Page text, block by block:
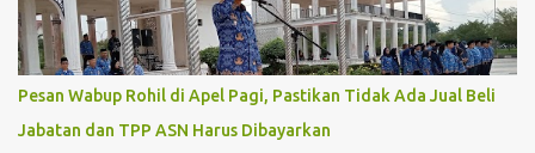
paripurna, Masykur Tarmizi menyebutkan bahwa pandangan
umum dari fraksi di DPRD bersifat saran dan masukan bagi
Pemko Pekanbaru untuk keperluan perbaikan pengelolaan APBD
ke depannya. "Mulai dari perencanaan, penganggaran,
pelaksanaan, hingga pertanggungjawaban (APBD)," ungkapnya.
Pesan Wabup Rohil di Apel Pagi, Pastikan Tidak Ada Jual Beli
Jabatan dan TPP ASN Harus Dibayarkan